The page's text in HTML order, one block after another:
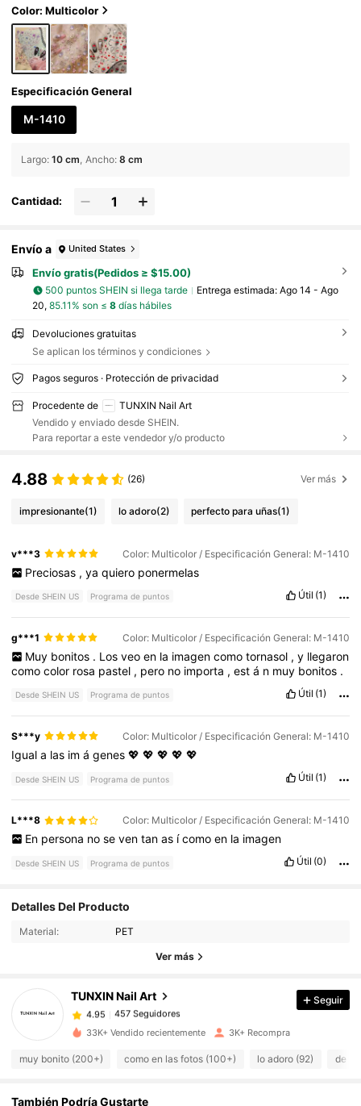
fácil de aplicar, Ideal para artistas de uñas y muj
eres
Color: Multicolor
Especificación General
M-1410
Largo: 10 cm Ancho: 8 cm
Cantidad:
Envío a United States
Envío gratis(Pedidos ≥ $15.00)
500 puntos SHEIN si llega tarde Entrega estimada: Ago 14 - Ago
20, 85.11% son ≤ 8días hábiles
Devoluciones gratuitas
Se aplican los términos y condiciones
Pagos seguros · Protección de privacidad
Procedente de
TUNXIN Nail Art
Vendido y enviado desde SHEIN.
Para reportar a este vendedor y/o producto
4.88 (26) Ver más
impresionante(1) lo adoro(2) perfecto para uñas(1)
v***3 Color: Multicolor / Especificación General: M-1410
Preciosas , ya quiero ponermelas
Desde SHEIN US Programa de puntos Útil (1)
g***1 Color: Multicolor / Especificación General: M-1410
Muy bonitos . Los veo en la imagen como tornasol , y llegaron
comocolor rosa pastel , pero no importa ,está n muy bonitos .
Desde SHEIN US Programa de puntos Útil (1)
S***y Color: Multicolor / Especificación General: M-1410
Iguala las imágenes💖💖💖💖💖
Desde SHEIN US Programa de puntos Útil (1)
L***8 Color: Multicolor / Especificación General: M-1410
En persona no se ven tan as ícomo en la imagen
Desde SHEIN US Programa de puntos Útil (0)
Detalles Del Producto
Material: PET
Ver más
TUNXIN Nail Art
4.95 457 Seguidores
457 Seguidores
4.95 457 Seguidores
4.95 457 Seguidores
Seguir
33K+ Vendido recientemente 3K+ Recompra
muy bonito (200+) como en las fotos (100+) lo adoro (92) de
También Podría Gustarte